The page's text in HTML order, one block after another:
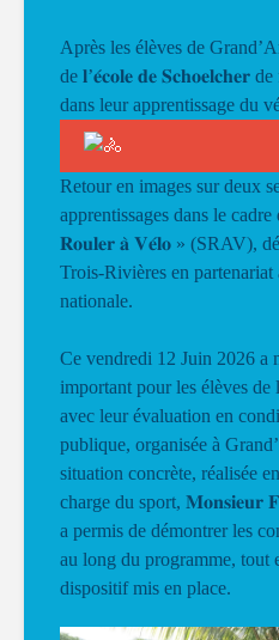
Après les élèves de
de 𝐥’𝐞́𝐜𝐨𝐥𝐞 𝐝𝐞 𝐒𝐜𝐡𝐨𝐞𝐥𝐜𝐡𝐞𝐫
dans leur apprentissage du
Retour en images sur deux
apprentissages dans le
𝐑𝐨𝐮𝐥𝐞𝐫 𝐚̀ 𝐕𝐞́𝐥𝐨 » (SRAV),
Trois-Rivières en partenariat
nationale.
Ce vendredi 12 Juin 2026 a
important pour les élèves de
avec leur évaluation en
publique, organisée à
situation concrète, réalisée
charge du sport,
a permis de démontrer les
au long du programme, tout
dispositif mis en place.